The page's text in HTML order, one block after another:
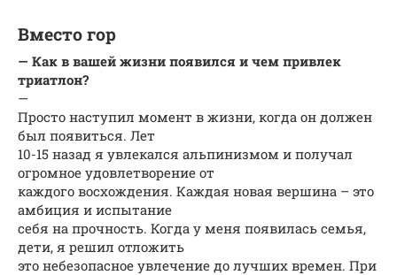
Вместо гор
— Как в вашей жизни появился и чем привлек
триатлон?
—
Просто наступил момент в жизни, когда он должен
был появиться. Лет
10-15 назад я увлекался альпинизмом и получал
огромное удовлетворение от
каждого восхождения. Каждая новая вершина – это
амбиция и испытание
себя на прочность. Когда у меня появилась семья,
дети, я решил отложить
это небезопасное увлечение до лучших времен. При